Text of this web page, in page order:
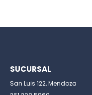
SUCURSAL
San Luis 122, Mendoza